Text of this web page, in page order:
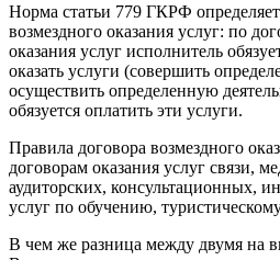
Норма статьи 779 ГКРФ
возмездного оказания услуг: по
оказания услуг исполнитель
оказать услуги (совершить
осуществить определенную
обязуется оплатить эти услуги.
Правила договора возмездного
договорам оказания услуг связи,
аудиторских, консультационных,
услуг по обучению,
В чем же разница между двумя на